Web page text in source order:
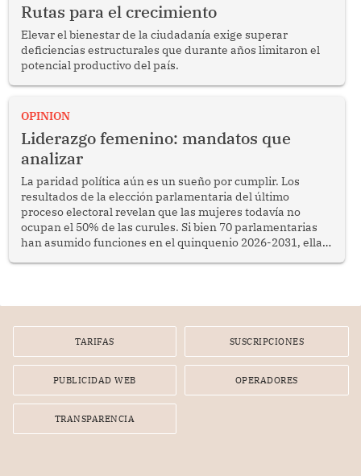
Rutas para el crecimiento
Elevar el bienestar de la ciudadanía exige superar
deficiencias estructurales que durante años limitaron el
potencial productivo del país.
OPINION
Liderazgo femenino: mandatos que
analizar
La paridad política aún es un sueño por cumplir. Los
resultados de la elección parlamentaria del último
proceso electoral revelan que las mujeres todavía no
ocupan el 50% de las curules. Si bien 70 parlamentarias
han asumido funciones en el quinquenio 2026-2031, ellas
TARIFAS SUSCRIPCIONES
PUBLICIDAD WEB OPERADORES
TRANSPARENCIA